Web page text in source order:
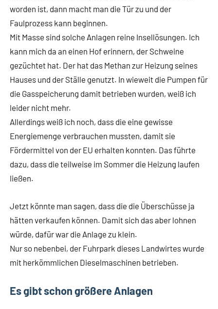
worden ist, dann macht man die Tür zu und der
Faulprozess kann beginnen.
Mit Masse sind solche Anlagen reine Insellösungen. Ich
kann mich da an einen Hof erinnern, der Schweine
gezüchtet hat. Der hat das Methan zur Heizung seines
Hauses und der Ställe genutzt. In wieweit die Pumpen für
die Gasspeicherung damit betrieben wurden, weiß ich
leider nicht mehr.
Allerdings weiß ich noch, dass die eine gewisse
Energiemenge verbrauchen mussten, damit sie
Fördermittel von der EU erhalten konnten. Das führte
dazu, dass die teilweise im Sommer die Heizung laufen
ließen.
Jetzt könnte man sagen, dass die die Überschüsse ja
hätten verkaufen können. Damit sich das aber lohnen
würde, dafür war die Anlage zu klein.
Nur so nebenbei, der Fuhrpark dieses Landwirtes wurde
mit herkömmlichen Dieselmaschinen betrieben.
Es gibt schon größere Anlagen